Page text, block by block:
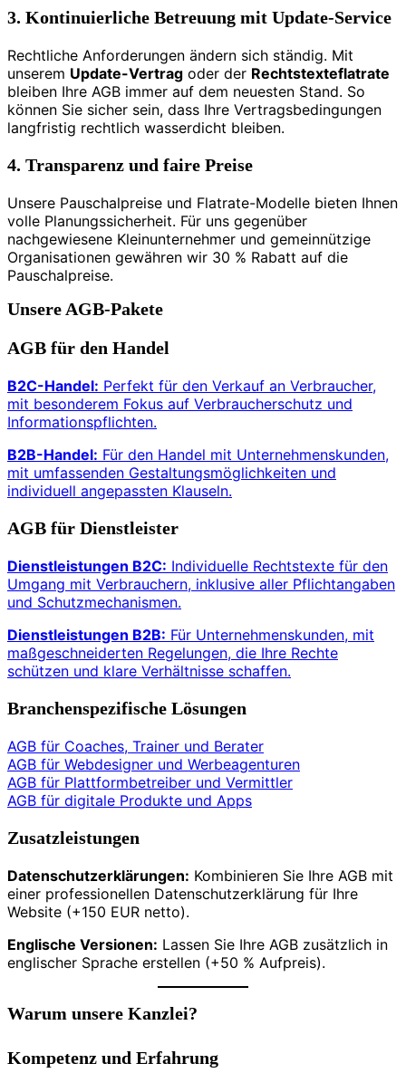
3. Kontinuierliche Betreuung mit Update-Service
Rechtliche Anforderungen ändern sich ständig. Mit
unserem Update-Vertrag oder der Rechtstexteflatrate
bleiben Ihre AGB immer auf dem neuesten Stand. So
können Sie sicher sein, dass Ihre Vertragsbedingungen
langfristig rechtlich wasserdicht bleiben.
4. Transparenz und faire Preise
Unsere Pauschalpreise und Flatrate-Modelle bieten Ihnen
volle Planungssicherheit. Für uns gegenüber
nachgewiesene Kleinunternehmer und gemeinnützige
Organisationen gewähren wir 30 % Rabatt auf die
Pauschalpreise.
Unsere AGB-Pakete
AGB für den Handel
B2C-Handel: Perfekt für den Verkauf an Verbraucher,
mit besonderem Fokus auf Verbraucherschutz und
Informationspflichten.
B2B-Handel: Für den Handel mit Unternehmenskunden,
mit umfassenden Gestaltungsmöglichkeiten und
individuell angepassten Klauseln.
AGB für Dienstleister
Dienstleistungen B2C: Individuelle Rechtstexte für den
Umgang mit Verbrauchern, inklusive aller Pflichtangaben
und Schutzmechanismen.
Dienstleistungen B2B: Für Unternehmenskunden, mit
maßgeschneiderten Regelungen, die Ihre Rechte
schützen und klare Verhältnisse schaffen.
Branchenspezifische Lösungen
AGB für Coaches, Trainer und Berater
AGB für Webdesigner und Werbeagenturen
AGB für Plattformbetreiber und Vermittler
AGB für digitale Produkte und Apps
Zusatzleistungen
Datenschutzerklärungen: Kombinieren Sie Ihre AGB mit
einer professionellen Datenschutzerklärung für Ihre
Website (+150 EUR netto).
Englische Versionen: Lassen Sie Ihre AGB zusätzlich in
englischer Sprache erstellen (+50 % Aufpreis).
Warum unsere Kanzlei?
Kompetenz und Erfahrung